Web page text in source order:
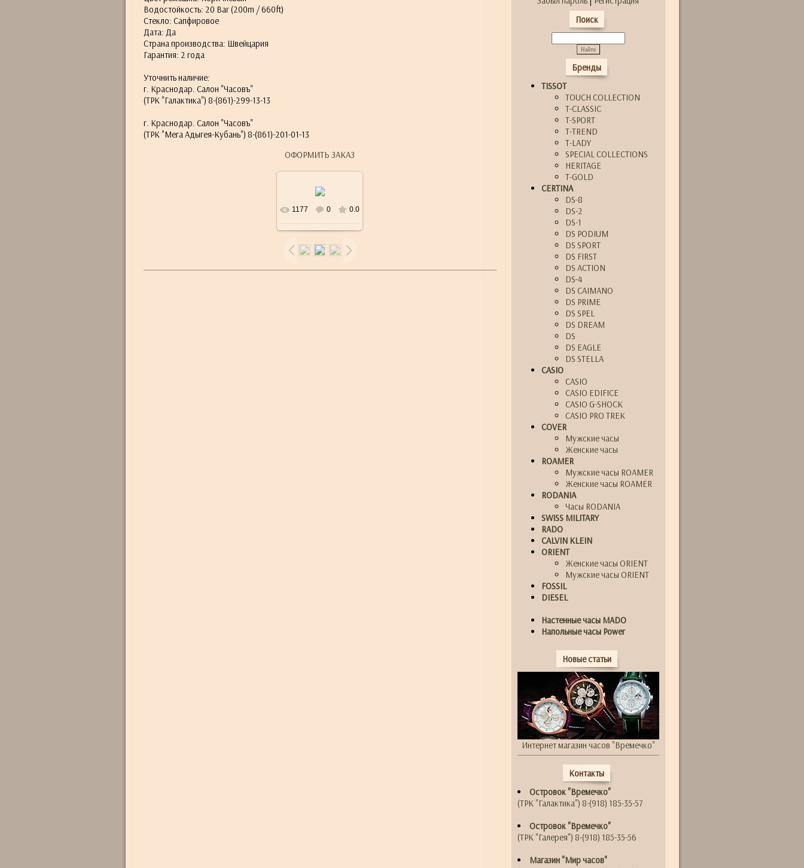
Водостойкость: 20 Bar (200m / 660ft)
Стекло: Сапфировое
Дата: Да
Страна производства: Швейцария
Гарантия: 2 года
Уточнить наличие:
г. Краснодар. Салон "Часовъ"
(ТРК "Галактика") 8-(861)-299-13-13
г. Краснодар. Салон "Часовъ"
(ТРК "Мега Адыгея-Кубань") 8-(861)-201-01-13
ОФОРМИТЬ ЗАКАЗ
1177 0 0.0
Поиск
Бренды
TISSOT
TOUCH COLLECTION
T-CLASSIC
T-SPORT
T-TREND
T-LADY
SPECIAL COLLECTIONS
HERITAGE
T-GOLD
CERTINA
DS-8
DS-2
DS-1
DS PODIUM
DS SPORT
DS FIRST
DS ACTION
DS-4
DS CAIMANO
DS PRIME
DS SPEL
DS DREAM
DS
DS EAGLE
DS STELLA
CASIO
CASIO
CASIO EDIFICE
CASIO G-SHOCK
CASIO PRO TREK
COVER
Мужские часы
Женские часы
ROAMER
Мужские часы ROAMER
Женские часы ROAMER
RODANIA
Часы RODANIA
SWISS MILITARY
RADO
CALVIN KLEIN
ORIENT
Женские часы ORIENT
Мужские часы ORIENT
FOSSIL
DIESEL
Настенные часы MADO
Напольные часы Power
Новые статьи
Интернет магазин часов "Времечко"
Контакты
Островок "Времечко"
(ТРК "Галактика") 8-(918) 185-35-57
Островок "Времечко"
(ТРК "Галерея") 8-(918) 185-35-56
Магазин "Мир часов"